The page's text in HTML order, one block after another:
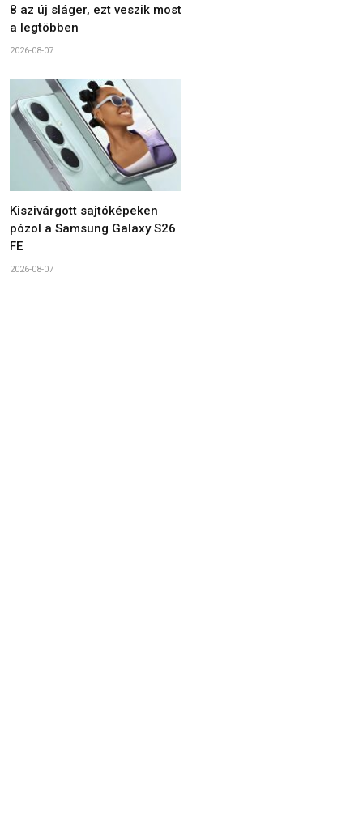
8 az új sláger, ezt veszik most
a legtöbben
2026-08-07
Kiszivárgott sajtóképeken
pózol a Samsung Galaxy S26
FE
2026-08-07